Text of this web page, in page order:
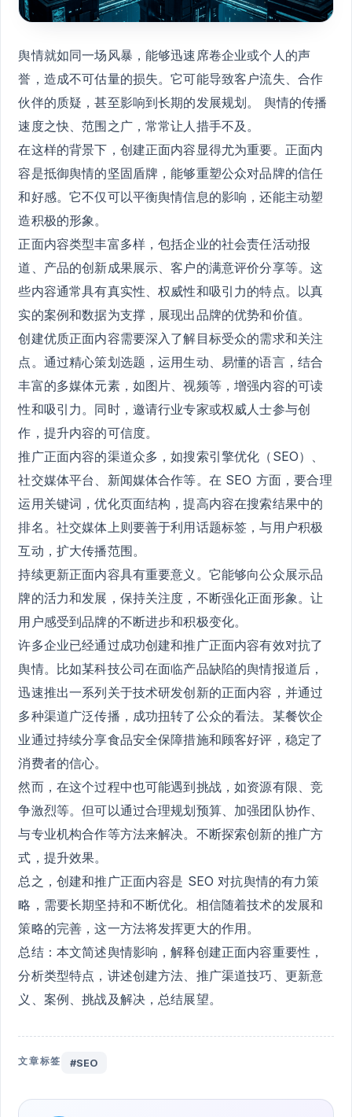
舆情就如同一场风暴，能够迅速席卷企业或个人的声
誉，造成不可估量的损失。它可能导致客户流失、合作
伙伴的质疑，甚至影响到长期的发展规划。 舆情的传播
速度之快、范围之广，常常让人措手不及。
在这样的背景下，创建正面内容显得尤为重要。正面内
容是抵御舆情的坚固盾牌，能够重塑公众对品牌的信任
和好感。它不仅可以平衡舆情信息的影响，还能主动塑
造积极的形象。
正面内容类型丰富多样，包括企业的社会责任活动报
道、产品的创新成果展示、客户的满意评价分享等。这
些内容通常具有真实性、权威性和吸引力的特点。以真
实的案例和数据为支撑，展现出品牌的优势和价值。
创建优质正面内容需要深入了解目标受众的需求和关注
点。通过精心策划选题，运用生动、易懂的语言，结合
丰富的多媒体元素，如图片、视频等，增强内容的可读
性和吸引力。同时，邀请行业专家或权威人士参与创
作，提升内容的可信度。
推广正面内容的渠道众多，如搜索引擎优化（SEO）、
社交媒体平台、新闻媒体合作等。在 SEO 方面，要合理
运用关键词，优化页面结构，提高内容在搜索结果中的
排名。社交媒体上则要善于利用话题标签，与用户积极
互动，扩大传播范围。
持续更新正面内容具有重要意义。它能够向公众展示品
牌的活力和发展，保持关注度，不断强化正面形象。让
用户感受到品牌的不断进步和积极变化。
许多企业已经通过成功创建和推广正面内容有效对抗了
舆情。比如某科技公司在面临产品缺陷的舆情报道后，
迅速推出一系列关于技术研发创新的正面内容，并通过
多种渠道广泛传播，成功扭转了公众的看法。某餐饮企
业通过持续分享食品安全保障措施和顾客好评，稳定了
消费者的信心。
然而，在这个过程中也可能遇到挑战，如资源有限、竞
争激烈等。但可以通过合理规划预算、加强团队协作、
与专业机构合作等方法来解决。不断探索创新的推广方
式，提升效果。
总之，创建和推广正面内容是 SEO 对抗舆情的有力策
略，需要长期坚持和不断优化。相信随着技术的发展和
策略的完善，这一方法将发挥更大的作用。
总结：本文简述舆情影响，解释创建正面内容重要性，
分析类型特点，讲述创建方法、推广渠道技巧、更新意
义、案例、挑战及解决，总结展望。
文章标签 #SEO